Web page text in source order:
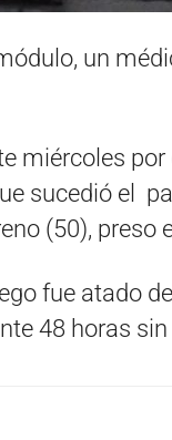
un
miércoles
sucedió el
(50), preso
fue atado
48 horas